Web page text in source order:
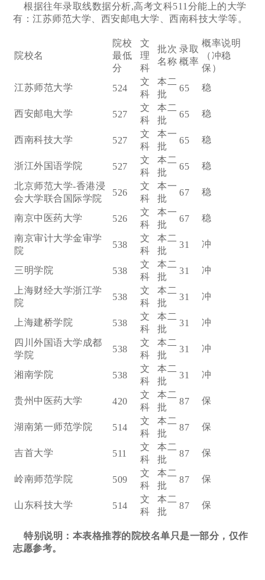
根据往年录取线数据分析,高考文科511分能上的大学
有：江苏师范大学、西安邮电大学、西南科技大学等。
院校名
院校
最低
分
文
理
科
批次
名称
录取
概率
概率说明
（冲稳
保）
江苏师范大学
524
文
科
本二
批
65 稳
西安邮电大学 527
文
科
本二
批
65 稳
西南科技大学 527
文
科
本一
批
65 稳
浙江外国语学院 527
文
科
本二
批
65
稳
北京师范大学-香港浸
会大学联合国际学院
526
文
科
本一
批
67 稳
南京中医药大学 526
文
科
本一
批
67
稳
南京审计大学金审学
院
538
文
科
本二
批
31 冲
三明学院 538
文
科
本二
批
31
冲
上海财经大学浙江学
院
538
文
科
本二
批
31 冲
上海建桥学院 538
文
科
本二
批
31
冲
四川外国语大学成都
学院
538
文
科
本二
批
31 冲
湘南学院 538
文
科
本二
批
31 冲
贵州中医药大学 420
文
科
本二
批
87 保
湖南第一师范学院 514
文
科
本二
批
87 保
吉首大学 511
文
科
本二
批
87 保
岭南师范学院 509
文
科
本二
批
87 保
山东科技大学 514
文
科
本二
批
87 保
特别说明：本表格推荐的院校名单只是一部分，仅作
志愿参考。